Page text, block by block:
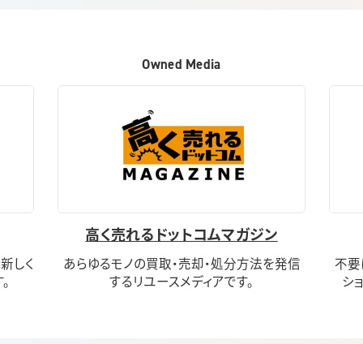
Owned Media
しく
高く売れるドットコムマガジン
あらゆるモノの買取・売却・処分方法を発信
するリユースメディアです。
不要
シ